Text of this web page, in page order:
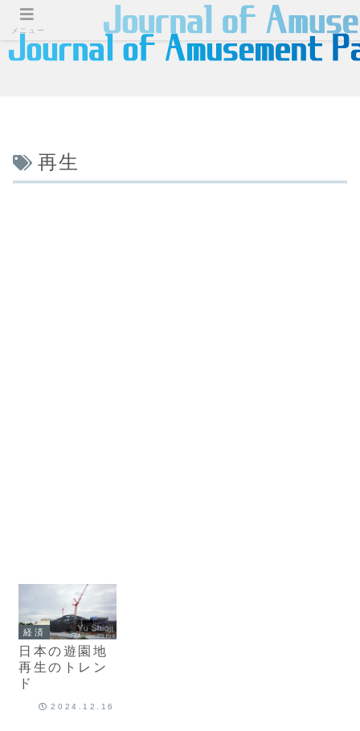
再生
経済
日本の遊園地
再生のトレン
ド
2024.12.16
メニュー